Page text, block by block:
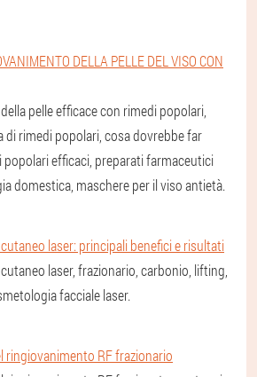
DELLA PELLE DEL VISO CON
pelle efficace con rimedi popolari,
di rimedi popolari, cosa dovrebbe far
efficaci, preparati farmaceutici
domestica, maschere per il viso antietà.
laser: principali benefici e risultati
laser, frazionario, carbonio, lifting,
facciale laser.
ringiovanimento RF frazionario